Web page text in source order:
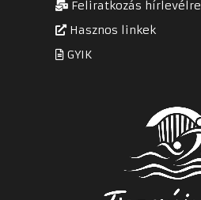
Feliratkozás hírlevélre
Hasznos linkek
GYIK